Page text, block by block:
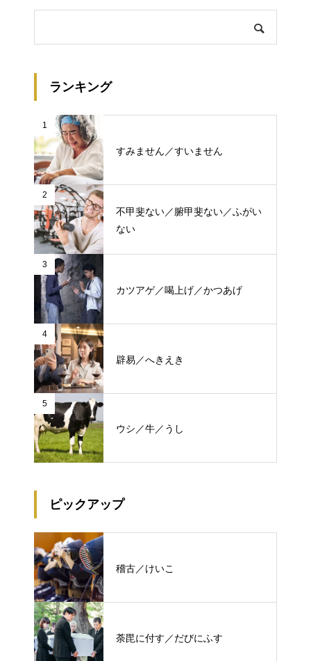
ランキング
1
すみません／すいません
2
不甲斐ない／腑甲斐ない／ふがい
ない
3
カツアゲ／喝上げ／かつあげ
4
辟易／へきえき
5
ウシ／牛／うし
ピックアップ
稽古／けいこ
荼毘に付す／だびにふす